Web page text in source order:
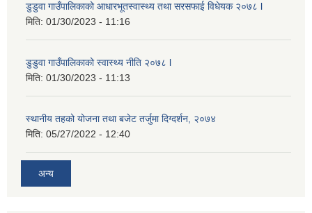
डुडुवा गाउँपालिकाको आधारभूतस्वास्थ्य तथा सरसफाई विधेयक २०७८ l
मिति: 01/30/2023 - 11:16
डुडुवा गाउँपालिकाको स्वास्थ्य नीति २०७८ l
मिति: 01/30/2023 - 11:13
स्थानीय तहको योजना तथा बजेट तर्जुमा दिग्दर्शन, २०७४
मिति: 05/27/2022 - 12:40
अन्य